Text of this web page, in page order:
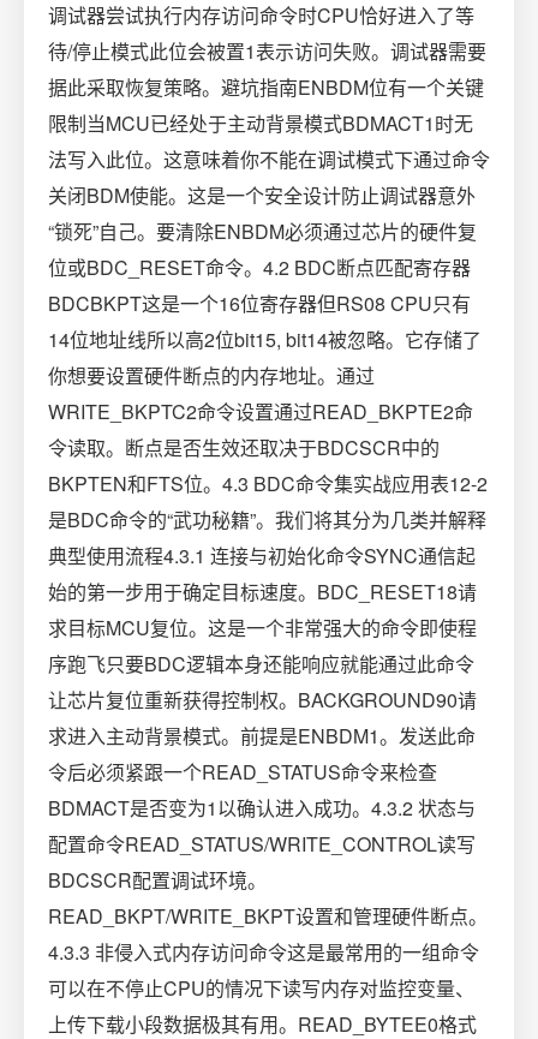
调试器尝试执行内存访问命令时CPU恰好进入了等
待/停止模式此位会被置1表示访问失败。调试器需要
据此采取恢复策略。避坑指南ENBDM位有一个关键
限制当MCU已经处于主动背景模式BDMACT1时无
法写入此位。这意味着你不能在调试模式下通过命令
关闭BDM使能。这是一个安全设计防止调试器意外
“锁死”自己。要清除ENBDM必须通过芯片的硬件复
位或BDC_RESET命令。4.2 BDC断点匹配寄存器
BDCBKPT这是一个16位寄存器但RS08 CPU只有
14位地址线所以高2位bit15, bit14被忽略。它存储了
你想要设置硬件断点的内存地址。通过
WRITE_BKPTC2命令设置通过READ_BKPTE2命
令读取。断点是否生效还取决于BDCSCR中的
BKPTEN和FTS位。4.3 BDC命令集实战应用表12-2
是BDC命令的“武功秘籍”。我们将其分为几类并解释
典型使用流程4.3.1 连接与初始化命令SYNC通信起
始的第一步用于确定目标速度。BDC_RESET18请
求目标MCU复位。这是一个非常强大的命令即使程
序跑飞只要BDC逻辑本身还能响应就能通过此命令
让芯片复位重新获得控制权。BACKGROUND90请
求进入主动背景模式。前提是ENBDM1。发送此命
令后必须紧跟一个READ_STATUS命令来检查
BDMACT是否变为1以确认进入成功。4.3.2 状态与
配置命令READ_STATUS/WRITE_CONTROL读写
BDCSCR配置调试环境。
READ_BKPT/WRITE_BKPT设置和管理硬件断点。
4.3.3 非侵入式内存访问命令这是最常用的一组命令
可以在不停止CPU的情况下读写内存对监控变量、
上传下载小段数据极其有用。READ_BYTEE0格式